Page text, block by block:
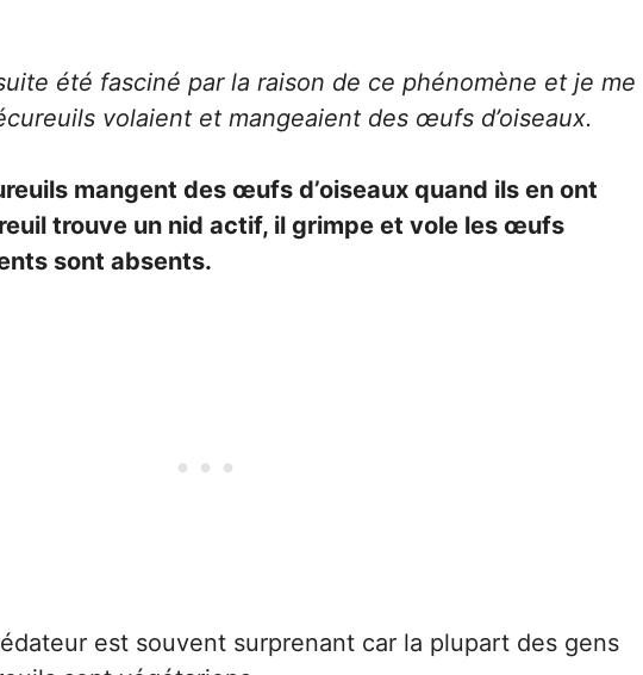
été fasciné par la raison de ce phénomène et je me
volaient et mangeaient des œufs d’oiseaux.
mangent des œufs d’oiseaux quand ils en ont
trouve un nid actif, il grimpe et vole les œufs
sont absents.
est souvent surprenant car la plupart des gens